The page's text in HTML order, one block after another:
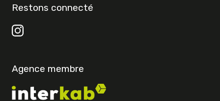
Restons connecté
Agence membre